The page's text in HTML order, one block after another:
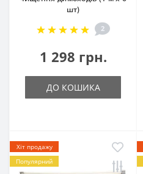
шт)
2
1 298 грн.
ДО КОШИКА
Хіт продажу
Популярний